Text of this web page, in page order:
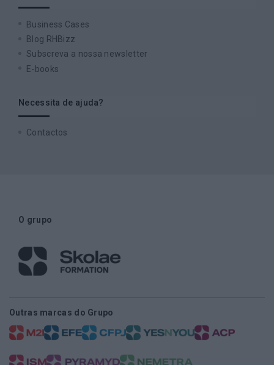
Business Cases
Blog RHBizz
Subscreva a nossa newsletter
E-books
Necessita de ajuda?
Contactos
O grupo
Outras marcas do Grupo